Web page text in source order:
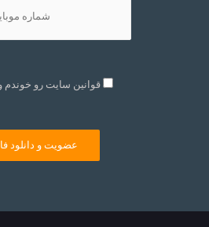
قوانین سایت رو خوندم و